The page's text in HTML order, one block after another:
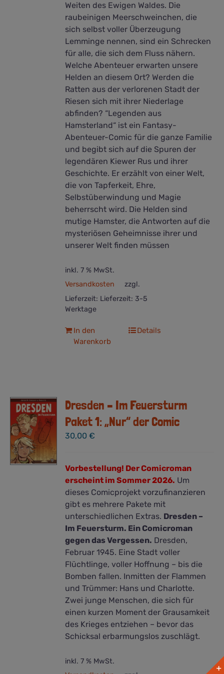
Weiten des Ewigen Waldes. Die
raubeinigen Meerschweinchen, die
sich selbst voller Überzeugung
Lemminge nennen, sind ein Schrecken
für alle, die sich dem Fluss nähern.
Welche Abenteuer erwarten unsere
Helden an diesem Ort? Werden die
Ratten aus der verlorenen Stadt der
Riesen sich mit ihrer Niederlage
abfinden? “Legenden aus
Hamsterland“ ist ein Fantasy-
Abenteuer-Comic für die ganze Familie
und begibt sich auf die Spuren der
legendären Kiewer Rus und ihrer
Geschichte. Er erzählt von einer Welt,
die von Tapferkeit, Ehre,
Selbstüberwindung und Magie
beherrscht wird. Die Helden sind
mutige Hamster, die Antworten auf die
mysteriösen Geheimnisse ihrer und
unserer Welt finden müssen
inkl. 7 % MwSt.
zzgl.
Versandkosten
Lieferzeit: Lieferzeit: 3-5
Werktage
In den
Warenkorb
Details
Dresden – Im Feuersturm
Paket 1: „Nur“ der Comic
30,00€
Vorbestellung! Der Comicroman
erscheint im Sommer 2026. Um
dieses Comicprojekt vorzufinanzieren
gibt es mehrere Pakete mit
unterschiedlichen Extras. Dresden –
Im Feuersturm. Ein Comicroman
gegen das Vergessen. Dresden,
Februar 1945. Eine Stadt voller
Flüchtlinge, voller Hoffnung – bis die
Bomben fallen. Inmitten der Flammen
und Trümmer: Hans und Charlotte.
Zwei junge Menschen, die sich für
einen kurzen Moment der Grausamkeit
des Krieges entziehen – bevor das
Schicksal erbarmungslos zuschlägt.
inkl. 7 % MwSt.